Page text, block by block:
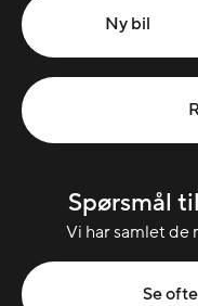
Ny bil
Spørsmål
Vi har samlet
Se